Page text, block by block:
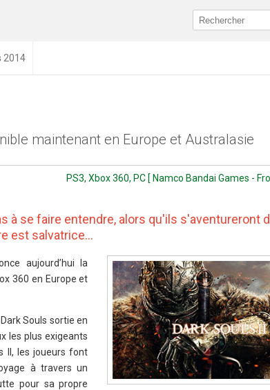
2014
maintenant en Europe et Australasie
PS3, Xbox 360, PC [ Namco Bandai Games -
à se faire entendre, alors qu'ils s'aventureront
est salvatrice...
aujourd’hui la
360 en Europe et
Souls sortie en
les plus exigeants
II, les joueurs font
à travers un
pour sa propre